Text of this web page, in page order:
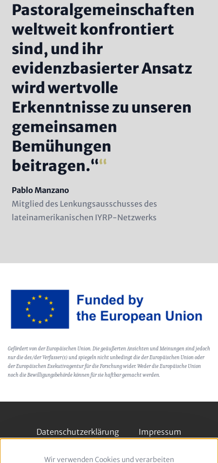
Pastoralgemeinschaften
weltweit konfrontiert
sind, und ihr
evidenzbasierter Ansatz
wird wertvolle
Erkenntnisse zu unseren
gemeinsamen
Bemühungen
beitragen.“
Name
Pablo Manzano
Position
(subline)
Mitglied des Lenkungsausschusses des
lateinamerikanischen IYRP-Netzwerks
Image
Text
(optional)
Gefördert von der Europäischen Union. Die geäußerten Ansichten und Meinungen sind jedoch
nur die des/der Verfasser(s) und spiegeln nicht unbedingt die der Europäischen Union oder
der Europäischen Exekutivagentur für die Forschung wider. Weder die Europäische Union
noch die Bewilligungsbehörde können für sie haftbar gemacht werden.
Datenschutzerklärung Impressum
Verwendung
Wir verwenden Cookies und verarbeiten